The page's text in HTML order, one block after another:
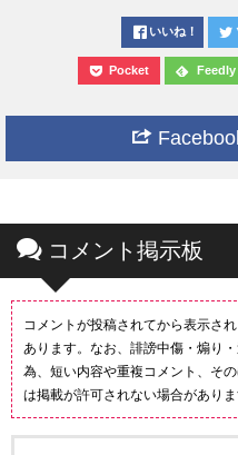
いいね！
Pocket Feedly
コメント掲示板
コメントが投稿されてから表示さ
あります。なお、誹謗中傷・煽り
為、短い内容や重複コメント、そ
は掲載が許可されない場合がありま